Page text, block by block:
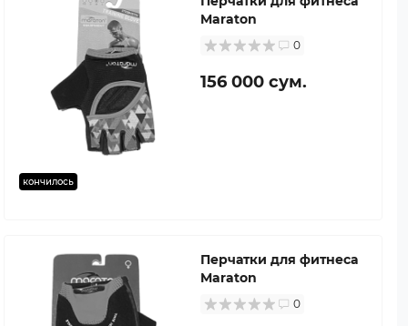
кончилось
Maraton
0
156 000 сум.
Перчатки для фитнеса
Maraton
0